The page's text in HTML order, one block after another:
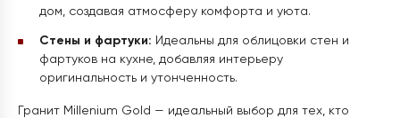
дом, создавая атмосферу комфорта и уюта.
Стены и фартуки: Идеальны для облицовки стен и
фартуков на кухне, добавляя интерьеру
оригинальность и утонченность.
Гранит Millenium Gold — идеальный выбор для тех, кто